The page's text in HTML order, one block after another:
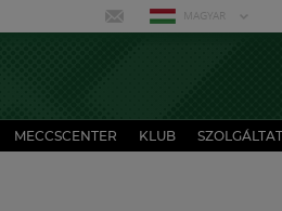
MAGYAR
MECCSCENTER KLUB